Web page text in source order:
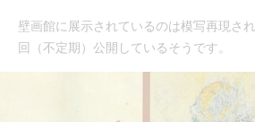
壁画館に展示されているのは模写再現さ
回（不定期）公開しているそうです。